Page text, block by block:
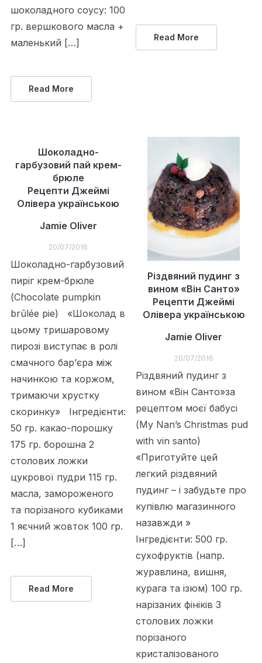
шоколадного соусу: 100
гр. вершкового масла +
маленький […]
Read More
Read More
Шоколадно-
гарбузовий пай крем-
брюле
Рецепти Джеймі
Олівера українською
Jamie Oliver
20/07/2016
Шоколадно-гарбузовий
пиріг крем-брюле
(Chocolate pumpkin
brûlée pie) «Шоколад в
цьому тришаровому
пирозі виступає в ролі
смачного бар’єра між
начинкою та коржом,
тримаючи хрустку
скоринку» Інгредієнти:
50 гр. какао-порошку
175 гр. борошна 2
столових ложки
цукрової пудри 115 гр.
масла, замороженого
та порізаного кубиками
1 яєчний жовток 100 гр.
[…]
Read More
Різдвяний пудинг з
вином «Він Санто»
Рецепти Джеймі
Олівера українською
Jamie Oliver
20/07/2016
Різдвяний пудинг з
вином «Він Санто»за
рецептом моєї бабусі
(My Nan’s Christmas pud
with vin santo)
«Приготуйте цей
легкий різдвяний
пудинг – і забудьте про
купівлю магазинного
назавжди »
Інгредієнти: 500 гр.
сухофруктів (напр.
журавлина, вишня,
курага та ізюм) 100 гр.
нарізаних фініків 3
столових ложки
порізаного
кристалізованого